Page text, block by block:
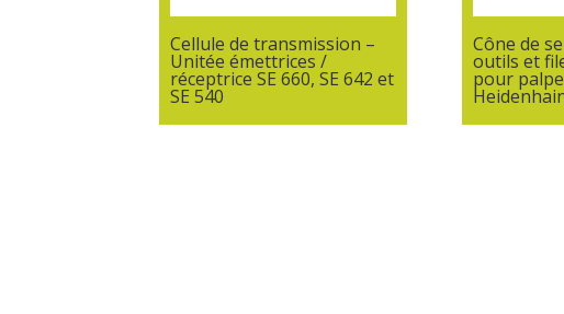
Cellule de transmission –
Unitée émettrices /
réceptrice SE 660, SE 642 et
SE 540
Cône de
outils et
pour